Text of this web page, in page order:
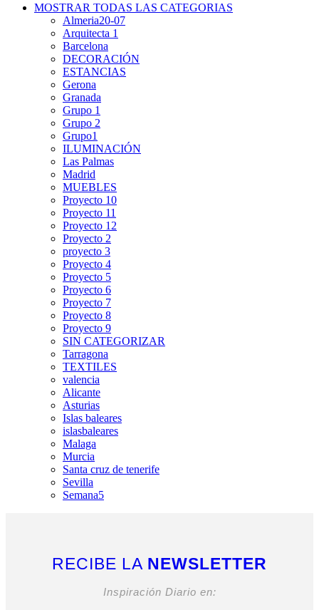
MOSTRAR TODAS LAS CATEGORIAS
Almeria20-07
Arquitecta 1
Barcelona
DECORACIÓN
ESTANCIAS
Gerona
Granada
Grupo 1
Grupo 2
Grupo1
ILUMINACIÓN
Las Palmas
Madrid
MUEBLES
Proyecto 10
Proyecto 11
Proyecto 12
Proyecto 2
proyecto 3
Proyecto 4
Proyecto 5
Proyecto 6
Proyecto 7
Proyecto 8
Proyecto 9
SIN CATEGORIZAR
Tarragona
TEXTILES
valencia
Alicante
Asturias
Islas baleares
islasbaleares
Malaga
Murcia
Santa cruz de tenerife
Sevilla
Semana5
RECIBE LA NEWSLETTER
Inspiración Diario en: